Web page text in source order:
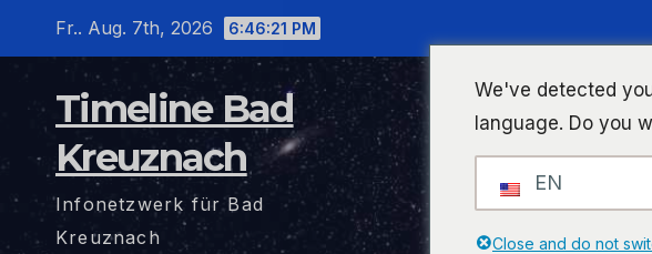
Fr.. Aug. 7th, 2026 6:46:22 PM
Timeline Bad
Kreuznach
Infonetzwerk für Bad
Kreuznach
We've detected
language. Do you
EN
Close and do not